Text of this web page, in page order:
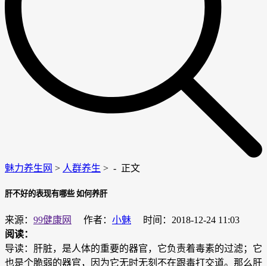
魅力养生网 > 人群养生 > - 正文
肝不好的表现有哪些 如何养肝
来源： 99健康网 作者： 小魅
时间：2018-12-24 11:03
阅读：
导读：肝脏，是人体的重要的器官，它负责着毒素的过滤；它
也是个脆弱的器官，因为它无时无刻不在跟毒打交道。那么肝